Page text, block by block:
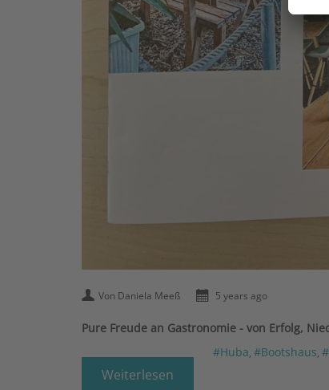
Von Daniela Meeß 5 years ago
Pure Freude an Gastronomie - von Erfolg,
Weiterlesen
#Huba #Bootshaus